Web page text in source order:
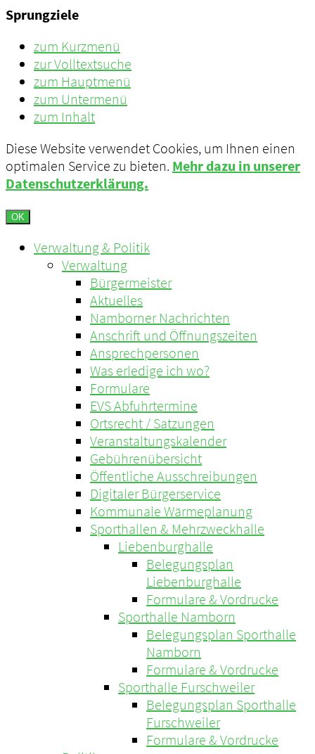
Sprungziele
zum Kurzmenü
zur Volltextsuche
zum Hauptmenü
zum Untermenü
zum Inhalt
Diese Website verwendet Cookies, um Ihnen einen
optimalen Service zu bieten. Mehr dazu in unserer
Datenschutzerklärung.
OK
Verwaltung & Politik
Verwaltung
Bürgermeister
Aktuelles
Namborner Nachrichten
Anschrift und Öffnungszeiten
Ansprechpersonen
Was erledige ich wo?
Formulare
EVS Abfuhrtermine
Ortsrecht / Satzungen
Veranstaltungskalender
Gebührenübersicht
Öffentliche Ausschreibungen
Digitaler Bürgerservice
Kommunale Wärmeplanung
Sporthallen & Mehrzweckhalle
Liebenburghalle
Belegungsplan
Liebenburghalle
Formulare & Vordrucke
Sporthalle Namborn
Belegungsplan Sporthalle
Namborn
Formulare & Vordrucke
Sporthalle Furschweiler
Belegungsplan Sporthalle
Furschweiler
Formulare & Vordrucke